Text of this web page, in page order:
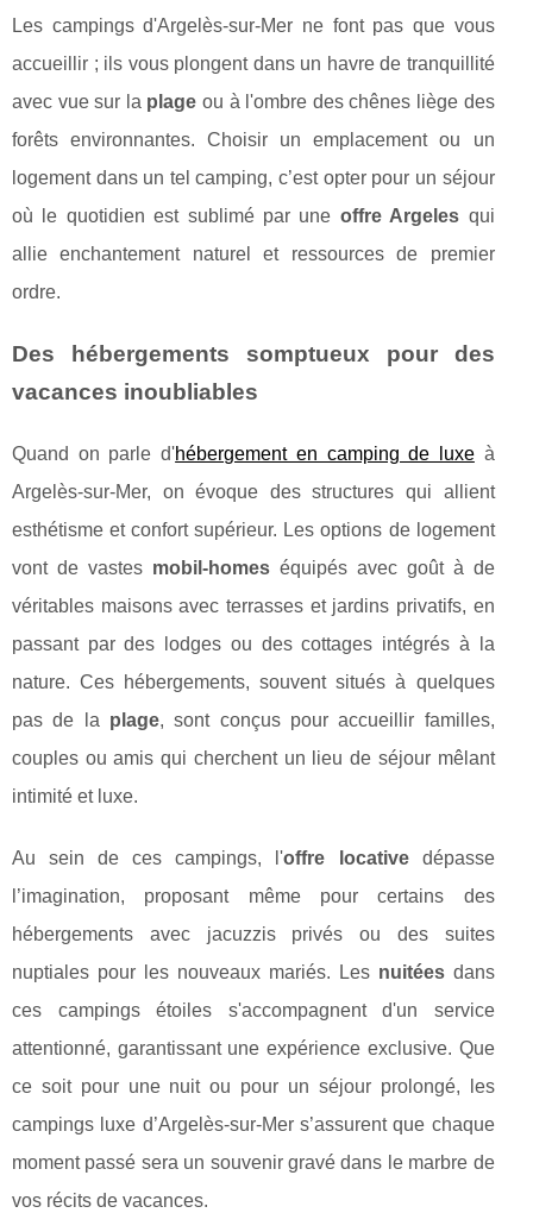
Les campings d'Argelès-sur-Mer ne font pas que vous
accueillir ; ils vous plongent dans un havre de tranquillité
avec vue sur la plage ou à l'ombre des chênes liège des
forêts environnantes. Choisir un emplacement ou un
logement dans un tel camping, c’est opter pour un séjour
où le quotidien est sublimé par une offre Argeles qui
allie enchantement naturel et ressources de premier
ordre.
Des hébergements somptueux pour des
vacances inoubliables
Quand on parle d'hébergement en camping de luxeà
Argelès-sur-Mer, on évoque des structures qui allient
esthétisme et confort supérieur. Les options de logement
vont de vastes mobil-homeséquipés avec goût à de
véritables maisons avec terrasses et jardins privatifs, en
passant par des lodges ou des cottages intégrés à la
nature. Ces hébergements, souvent situés à quelques
pas de la plage, sont conçus pour accueillir familles,
couples ou amis qui cherchent un lieu de séjour mêlant
intimité et luxe.
Au sein de ces campings, l'offre locativedépasse
l’imagination, proposant même pour certains des
hébergements avec jacuzzis privés ou des suites
nuptiales pour les nouveaux mariés. Les nuitéesdans
ces campings étoiles s'accompagnent d'un service
attentionné, garantissant une expérience exclusive. Que
ce soit pour une nuit ou pour un séjour prolongé, les
campings luxe d’Argelès-sur-Mer s’assurent que chaque
moment passé sera un souvenir gravé dans le marbre de
vos récits de vacances.